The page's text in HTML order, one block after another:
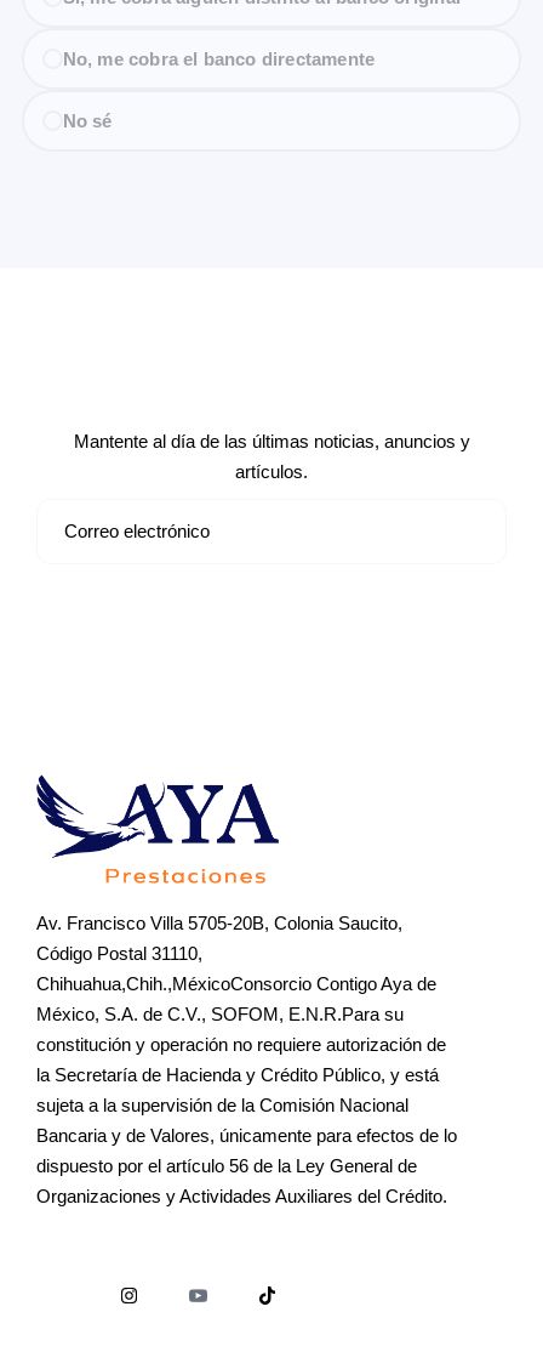
No, me cobra el banco directamente
No sé
Mantente al día de las últimas noticias, anuncios y
artículos.
Av. Francisco Villa 5705-20B, Colonia Saucito,
Código Postal 31110,
Chihuahua,Chih.,MéxicoConsorcio Contigo Aya de
México, S.A. de C.V., SOFOM, E.N.R.Para su
constitución y operación no requiere autorización de
la Secretaría de Hacienda y Crédito Público, y está
sujeta a la supervisión de la Comisión Nacional
Bancaria y de Valores, únicamente para efectos de lo
dispuesto por el artículo 56 de la Ley General de
Organizaciones y Actividades Auxiliares del Crédito.